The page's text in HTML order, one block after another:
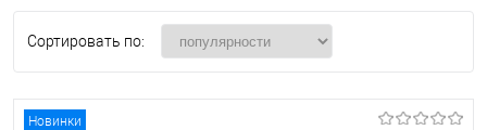
Сортировать по:
Новинки